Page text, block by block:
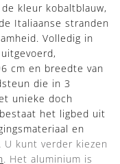
kleur kobaltblauw,
Italiaanse stranden
Volledig in
cm en breedte van
die in 3
unieke doch
het ligbed uit
en
U kunt verder kiezen
. Het aluminium is